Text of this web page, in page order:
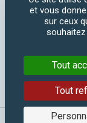
SUIVEZ-NOUS :
et vous
sur ceux
Tout
Tout